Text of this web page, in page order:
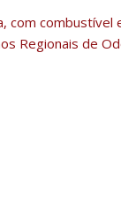
com combustível
Regionais de